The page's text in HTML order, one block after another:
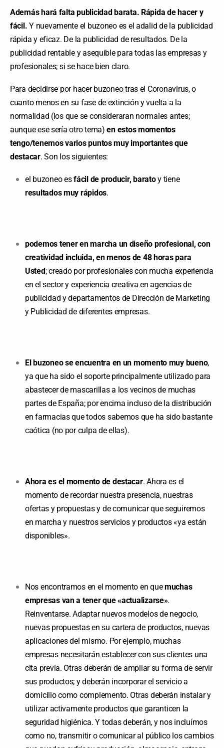
Además hará falta publicidad barata. Rápida de hacer y
fácil. Y nuevamente el buzoneo es el adalid de la publicidad
rápida y eficaz. De la publicidad de resultados. De la
publicidad rentable y asequible para todas las empresas y
profesionales; si se hace bien claro.
Para decidirse por hacer buzoneo tras el Coronavirus, o
cuanto menos en su fase de extinción y vuelta a la
normalidad (los que se consideraran normales antes;
aunque ese sería otro tema)en estos momentos
tengo/tenemos varios puntos muy importantes que
destacar. Son los siguientes:
el buzoneo esfácil de producir, baratoy tiene
resultados muy rápidos.
podemos tener en marcha un diseño profesional, con
creatividad incluida, en menos de 48 horas para
Usted; creado por profesionales con mucha experiencia
en el sector y experiencia creativa en agencias de
publicidad y departamentos de Dirección de Marketing
y Publicidad de diferentes empresas.
El buzoneo se encuentra en un momento muy bueno,
ya que ha sido el soporte principalmente utilizado para
abastecer de mascarillas a los vecinos de muchas
partes de España; por encima incluso de la distribución
en farmacias que todos sabemos que ha sido bastante
caótica (no por culpa de ellas).
Ahora es el momento de destacar. Ahora es el
momento de recordar nuestra presencia, nuestras
ofertas y propuestas y de comunicar que seguiremos
en marcha y nuestros servicios y productos «ya están
disponibles».
Nos encontramos en el momento en quemuchas
empresas van a tener que «actualizarse».
Reinventarse. Adaptar nuevos modelos de negocio,
nuevas propuestas en su cartera de productos, nuevas
aplicaciones del mismo. Por ejemplo, muchas
empresas necesitarán establecer con sus clientes una
cita previa. Otras deberán de ampliar su forma de servir
sus productos; y deberán incorporar el servicio a
domicilio como complemento. Otras deberán instalar y
utilizar activamente productos que garanticen la
seguridad higiénica. Y todas deberán, y nos incluímos
como no, transmitir o comunicar al público los cambios